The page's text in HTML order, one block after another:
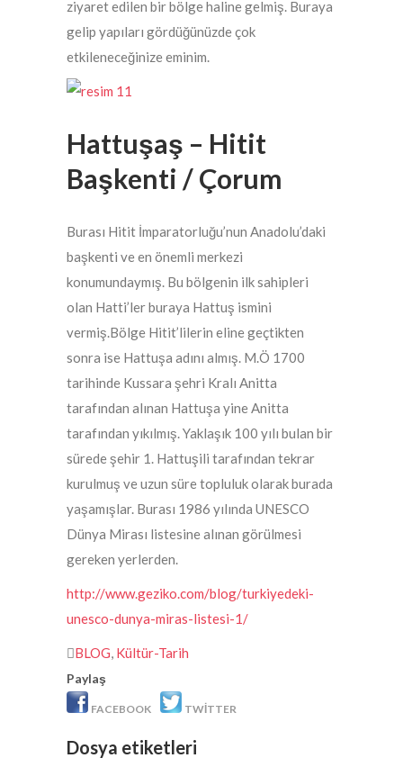
ziyaret edilen bir bölge haline gelmiş. Buraya
gelip yapıları gördüğünüzde çok
etkileneceğinize eminim.
Hattuşaş – Hitit
Başkenti / Çorum
Burası Hitit İmparatorluğu’nun Anadolu’daki
başkenti ve en önemli merkezi
konumundaymış. Bu bölgenin ilk sahipleri
olan Hatti’ler buraya Hattuş ismini
vermiş.Bölge Hitit’lilerin eline geçtikten
sonra ise Hattuşa adını almış. M.Ö 1700
tarihinde Kussara şehri Kralı Anitta
tarafından alınan Hattuşa yine Anitta
tarafından yıkılmış. Yaklaşık 100 yılı bulan bir
sürede şehir 1. Hattuşili tarafından tekrar
kurulmuş ve uzun süre topluluk olarak burada
yaşamışlar. Burası 1986 yılında UNESCO
Dünya Mirası listesine alınan görülmesi
gereken yerlerden.
http://www.geziko.com/blog/turkiyedeki-
unesco-dunya-miras-listesi-1/
BLOG, Kültür-Tarih
Paylaş
FACEBOOK TWITTER
Dosya etiketleri